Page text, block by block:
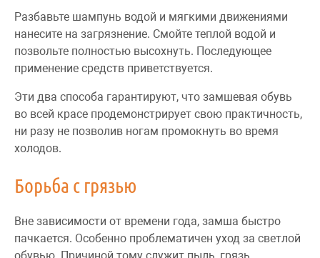
Разбавьте шампунь водой и мягкими движениями
нанесите на загрязнение. Смойте теплой водой и
позвольте полностью высохнуть. Последующее
применение средств приветствуется.
Эти два способа гарантируют, что замшевая обувь
во всей красе продемонстрирует свою практичность,
ни разу не позволив ногам промокнуть во время
холодов.
Борьба с грязью
Вне зависимости от времени года, замша быстро
пачкается. Особенно проблематичен уход за светлой